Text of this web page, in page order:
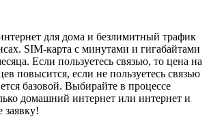
для дома и безлимитный трафик
SIM-карта с минутами и гигабайтами
Если пользуетесь связью, то цена на
повысится, если не пользуетесь связью
базовой. Выбирайте в процессе
домашний интернет или интернет и
заявку!